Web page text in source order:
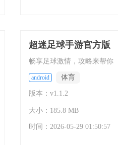
超迷足球手游官方版
畅享足球激情，攻略来帮你
android 体育
版本：v1.1.2
大小：185.8 MB
时间：2026-05-29 01:50:57